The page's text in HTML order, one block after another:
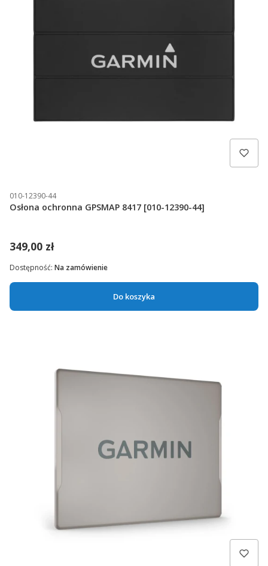
010-12390-44
Osłona ochronna GPSMAP 8417 [010-12390-44]
349,00 zł
Do koszyka
Dostępność: Na zamówienie